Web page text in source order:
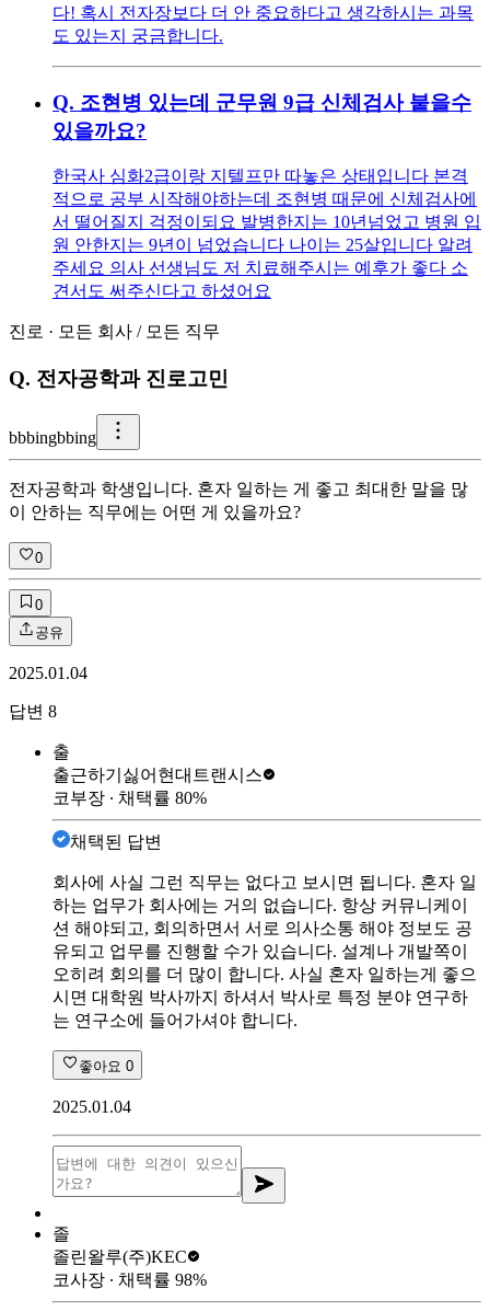
다! 혹시 전자장보다 더 안 중요하다고 생각하시는 과목
도 있는지 궁금합니다.
Q. 조현병 있는데 군무원 9급 신체검사 붙을수
있을까요?
한국사 심화2급이랑 지텔프만 따놓은 상태입니다 본격
적으로 공부 시작해야하는데 조현병 때문에 신체검사에
서 떨어질지 걱정이되요 발병한지는 10년넘었고 병원 입
원 안한지는 9년이 넘었습니다 나이는 25살입니다 알려
주세요 의사 선생님도 저 치료해주시는 예후가 좋다 소
견서도 써주신다고 하셨어요
진로 · 모든 회사 / 모든 직무
Q. 전자공학과 진로고민
bbbingbbing
전자공학과 학생입니다. 혼자 일하는 게 좋고 최대한 말을 많
이 안하는 직무에는 어떤 게 있을까요?
0
0
공유
2025.01.04
답변 8
출
출근하기싫어 현대트랜시스
코부장 ∙ 채택률 80%
채택된 답변
회사에 사실 그런 직무는 없다고 보시면 됩니다. 혼자 일
하는 업무가 회사에는 거의 없습니다. 항상 커뮤니케이
션 해야되고, 회의하면서 서로 의사소통 해야 정보도 공
유되고 업무를 진행할 수가 있습니다. 설계나 개발쪽이
오히려 회의를 더 많이 합니다. 사실 혼자 일하는게 좋으
시면 대학원 박사까지 하셔서 박사로 특정 분야 연구하
는 연구소에 들어가셔야 합니다.
좋아요 0
2025.01.04
졸
졸린왈루(주)KEC
코사장 ∙ 채택률 98%